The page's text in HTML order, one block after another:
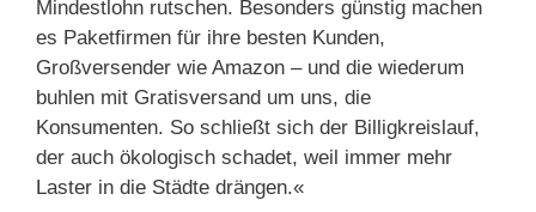
Mindestlohn rutschen. Besonders günstig machen
es Paketfirmen für ihre besten Kunden,
Großversender wie Amazon – und die wiederum
buhlen mit Gratisversand um uns, die
Konsumenten. So schließt sich der Billigkreislauf,
der auch ökologisch schadet, weil immer mehr
Laster in die Städte drängen.«